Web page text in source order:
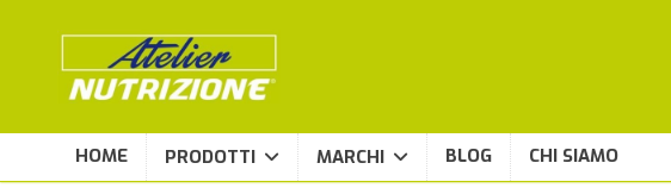
HOME PRODOTTI MARCHI BLOG CHI SIAMO